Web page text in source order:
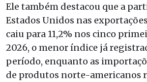
Ele também destacou que a
Estados Unidos nas
caiu para 11,2% nos cinco
2026, o menor índice já
período, enquanto as
de produtos norte-americanos